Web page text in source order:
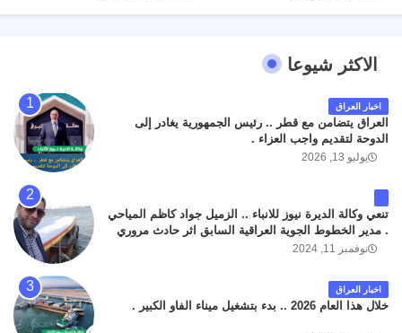
الاكثر شيوعا
اخبار العراق
العراق يتضامن مع قطر .. رئيس الجمهورية يغادر إلى
الدوحة لتقديم واجب العزاء .
يوليو 13, 2026
تنعي وكالة الديرة نيوز للانباء .. الزميل جواد كاظم المياحي
. مدير الخطوط الجوية العراقية السابق اثر حادث مروري
داخل مطار البصرة الدولي اليوم الاثنين على الطريق
كان سبب الحادث يعود لتصادم عجلته مع عجلة نوع كيا بنكو
تابعة لشركة الهلال الماسكة لإعمار مطار البصرة الدولي .
سائلين الله عز وجل ان يتغمد الفقيد بواسع رحمته ، و انا
نوفمبر 11, 2024
اخبار العراق
خلال هذا العام 2026 .. بدء بتشغيل ميناء الفاو الكبير .